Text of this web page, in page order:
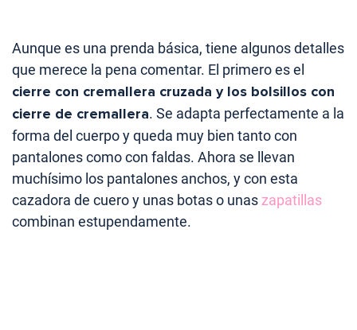
Aunque es una prenda básica, tiene algunos detalles
que merece la pena comentar. El primero es el
cierre con cremallera cruzada y los bolsillos con
cierre de cremallera. Se adapta perfectamente a la
forma del cuerpo y queda muy bien tanto con
pantalones como con faldas. Ahora se llevan
muchísimo los pantalones anchos, y con esta
cazadora de cuero y unas botas o unas zapatillas
combinan estupendamente.